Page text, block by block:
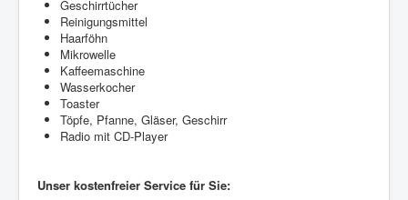
Geschirrtücher
Reinigungsmittel
Haarföhn
Mikrowelle
Kaffeemaschine
Wasserkocher
Toaster
Töpfe, Pfanne, Gläser, Geschirr
Radio mit CD-Player
Unser kostenfreier Service für Sie: